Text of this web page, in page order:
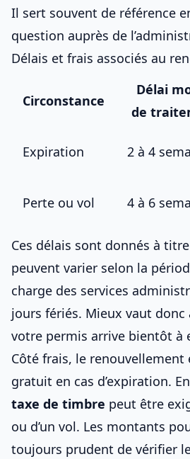
Il sert souvent de référence
question auprès de
Délais et frais associés au
Circonstance
Délai
de
Expiration 2 à 4
Perte ou vol 4 à 6
Ces délais sont donnés à
peuvent varier selon la
charge des services
jours fériés. Mieux vaut
votre permis arrive bientôt à
Côté frais, le renouvellement
gratuit en cas d’expiration.
taxe de timbre peut être
ou d’un vol. Les montants
toujours prudent de vérifier